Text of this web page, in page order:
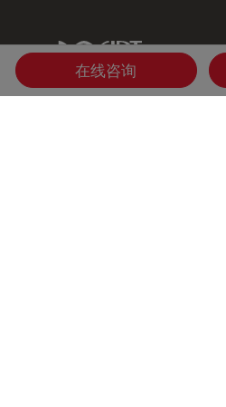
IDT Link
在线咨询